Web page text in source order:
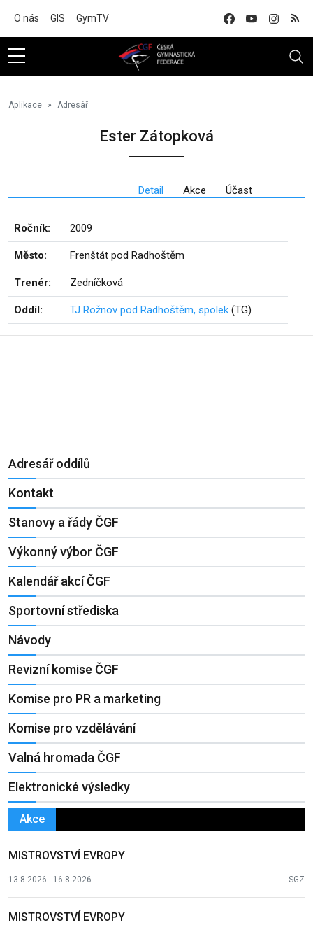
O nás GIS GymTV
Aplikace Adresář
Ester Zátopková
Detail Akce Účast
Ročník: 2009
Město: Frenštát pod Radhoštěm
Trenér: Zedníčková
Oddíl: TJ Rožnov pod Radhoštěm, spolek (TG)
Adresář oddílů
Kontakt
Stanovy a řády ČGF
Výkonný výbor ČGF
Kalendář akcí ČGF
Sportovní střediska
Návody
Revizní komise ČGF
Komise pro PR a marketing
Komise pro vzdělávání
Valná hromada ČGF
Elektronické výsledky
Akce
MISTROVSTVÍ EVROPY
13.8.2026 - 16.8.2026 SGZ
MISTROVSTVÍ EVROPY